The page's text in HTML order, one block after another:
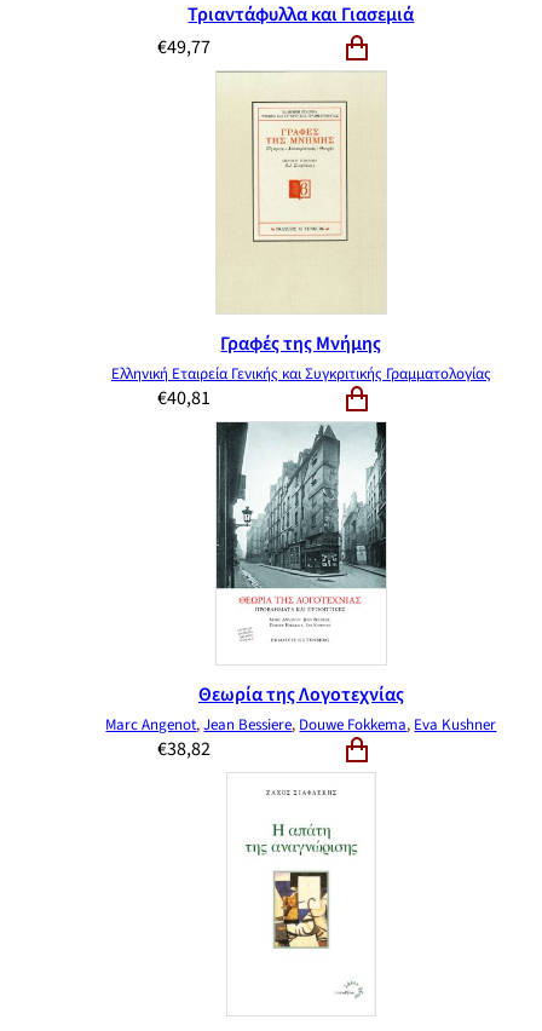
Τριαντάφυλλα και Γιασεμιά
€49,77
Γραφές της Μνήμης
Ελληνική Εταιρεία Γενικής και Συγκριτικής Γραμματολογίας
€40,81
Θεωρία της Λογοτεχνίας
Marc Angenot,Jean Bessiere, Douwe Fokkema, Eva Kushner
€38,82